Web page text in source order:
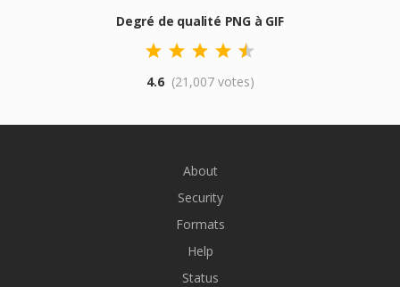
Degré de qualité PNG à GIF
4.6 (21,007 votes)
About
Security
Formats
Help
Status